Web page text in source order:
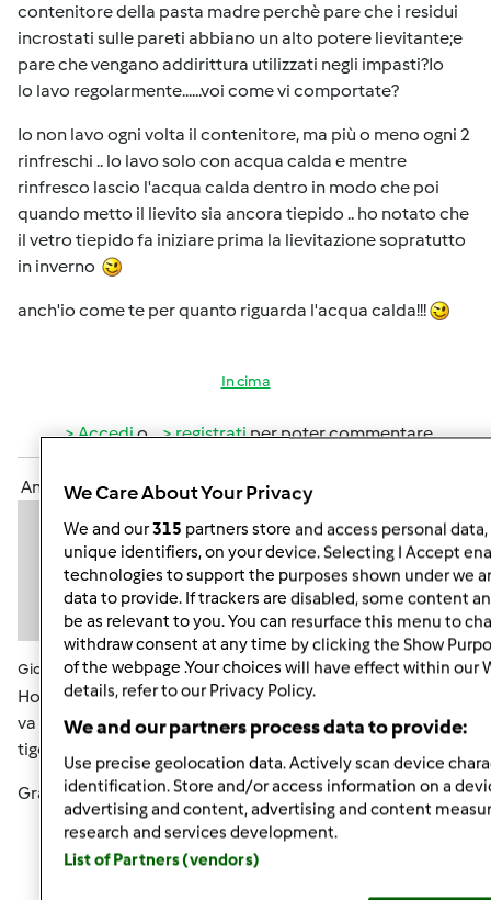
contenitore della pasta madre perchè pare che i residui
incrostati sulle pareti abbiano un alto potere lievitante;e
pare che vengano addirittura utilizzati negli impasti?Io
lo lavo regolarmente......voi come vi comportate?
Io non lavo ogni volta il contenitore, ma più o meno ogni 2
rinfreschi .. lo lavo solo con acqua calda e mentre
rinfresco lascio l'acqua calda dentro in modo che poi
quando metto il lievito sia ancora tiepido .. ho notato che
il vetro tiepido fa iniziare prima la lievitazione sopratutto
in inverno
anch'io come te per quanto riguarda l'acqua calda!!!
In cima
Accedio registratiper poter commentare
Anonimo (non verificato)
Gio, 05/16/2013 - 07:49
#5
Ho seguito il vs consiglio...ho fatto rinfresco rinforzato e
va già meglio, poi con la p.m. avanzata ieri sera ho fatto le
tigelle del riciclo consigliatemi da Simo...buonissime.
Grazie
In cima
We Care About Your Privacy
We and our315 partners store and access personal
unique identifiers, on your device. Selecting I Accept
technologies to support the purposes shown under we
data to provide. If trackers are disabled, some content
be as relevant to you. You can resurface this menu to
withdraw consent at any time by clicking the Show
of the webpage .Your choices will have effect within our
details, refer to our Privacy Policy.
We and our partners process data to provide:
Use precise geolocation data. Actively scan device
identification. Store and/or access information on a
advertising and content, advertising and content
research and services development.
List of Partners (vendors)